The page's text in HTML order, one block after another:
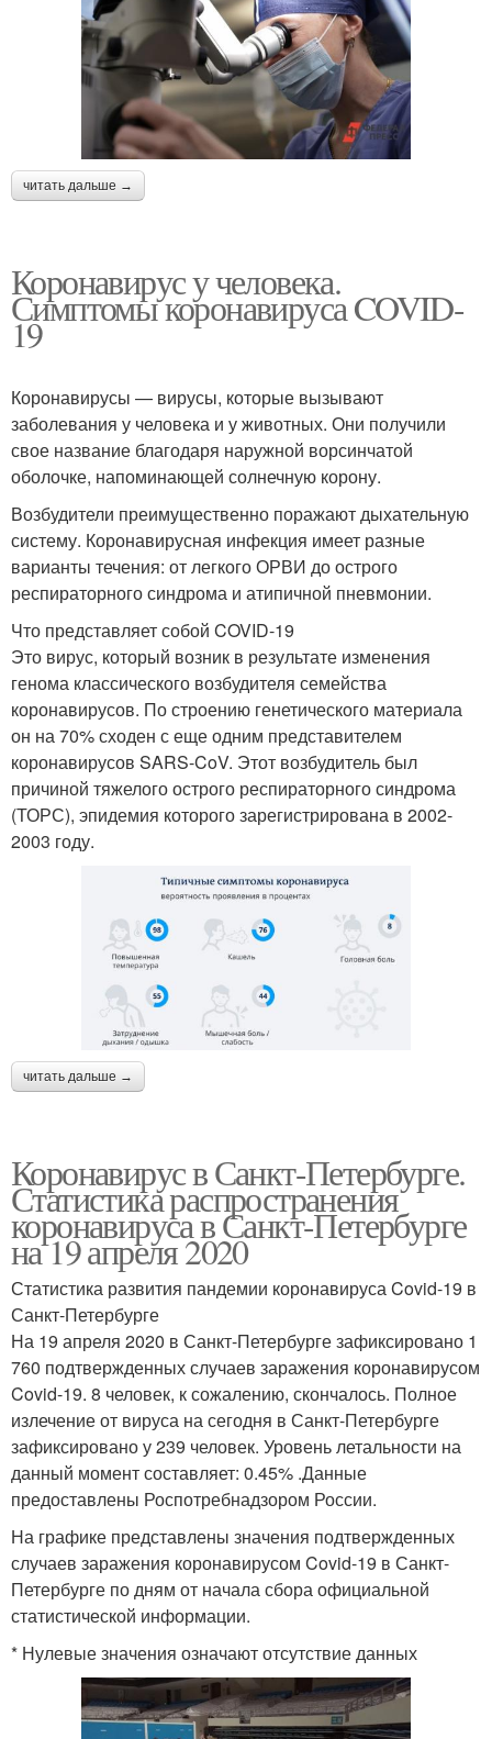
читать дальше →
Коронавирус у человека.
Симптомы коронавируса COVID-
19
Коронавирусы — вирусы, которые вызывают
заболевания у человека и у животных. Они получили
свое название благодаря наружной ворсинчатой
оболочке, напоминающей солнечную корону.
Возбудители преимущественно поражают дыхательную
систему. Коронавирусная инфекция имеет разные
варианты течения: от легкого ОРВИ до острого
респираторного синдрома и атипичной пневмонии.
Что представляет собой COVID-19
Это вирус, который возник в результате изменения
генома классического возбудителя семейства
коронавирусов. По строению генетического материала
он на 70% сходен с еще одним представителем
коронавирусов SARS-CoV. Этот возбудитель был
причиной тяжелого острого респираторного синдрома
(ТОРС), эпидемия которого зарегистрирована в 2002-
2003 году.
читать дальше →
Коронавирус в Санкт-Петербурге.
Статистика распространения
коронавируса в Санкт-Петербурге
на 19 апреля 2020
Статистика развития пандемии коронавируса Covid-19 в
Санкт-Петербурге
На 19 апреля 2020 в Санкт-Петербурге зафиксировано 1
760 подтвержденных случаев заражения коронавирусом
Covid-19. 8 человек, к сожалению, скончалось. Полное
излечение от вируса на сегодня в Санкт-Петербурге
зафиксировано у 239 человек. Уровень летальности на
данный момент составляет: 0.45% .Данные
предоставлены Роспотребнадзором России.
На графике представлены значения подтвержденных
случаев заражения коронавирусом Covid-19 в Санкт-
Петербурге по дням от начала сбора официальной
статистической информации.
* Нулевые значения означают отсутствие данных